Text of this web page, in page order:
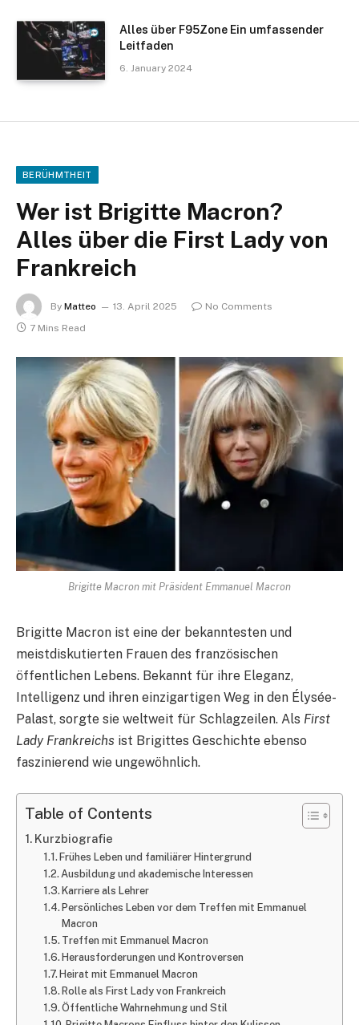
Alles über F95Zone Ein umfassender
Leitfaden
6. January 2024
BERÜHMTHEIT
Wer ist Brigitte Macron?
Alles über die First Lady von
Frankreich
By Matteo 13. April 2025
No Comments
7 Mins Read
Brigitte Macron mit Präsident Emmanuel Macron
Brigitte Macron ist eine der bekanntesten und
meistdiskutierten Frauen des französischen
öffentlichen Lebens. Bekannt für ihre Eleganz,
Intelligenz und ihren einzigartigen Weg in den Élysée-
Palast, sorgte sie weltweit für Schlagzeilen. Als First
Lady Frankreichs ist Brigittes Geschichte ebenso
faszinierend wie ungewöhnlich.
Table of Contents
Kurzbiografie
Frühes Leben und familiärer Hintergrund
Ausbildung und akademische Interessen
Karriere als Lehrer
Persönliches Leben vor dem Treffen mit Emmanuel
Macron
Treffen mit Emmanuel Macron
Herausforderungen und Kontroversen
Heirat mit Emmanuel Macron
Rolle als First Lady von Frankreich
Öffentliche Wahrnehmung und Stil